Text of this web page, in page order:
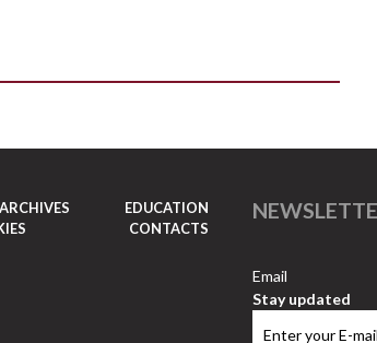
ARCHIVES
EDUCATION
CONTACTS
Email
Stay updated